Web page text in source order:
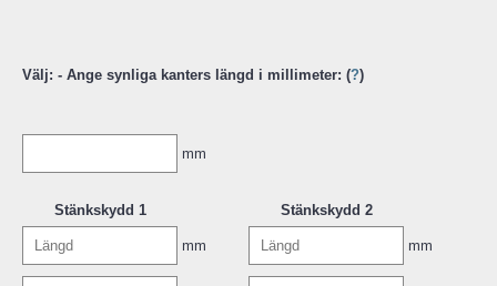
Välj: - Ange synliga kanters längd i millimeter: (?)
mm
Stänkskydd 1
mm
Stänkskydd 2
mm